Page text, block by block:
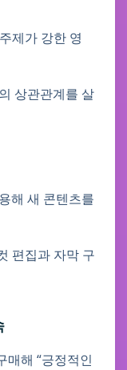
제가 강한 영
상관관계를 살
해 새 콘텐츠를
편집과 자막 구
매해 “긍정적인